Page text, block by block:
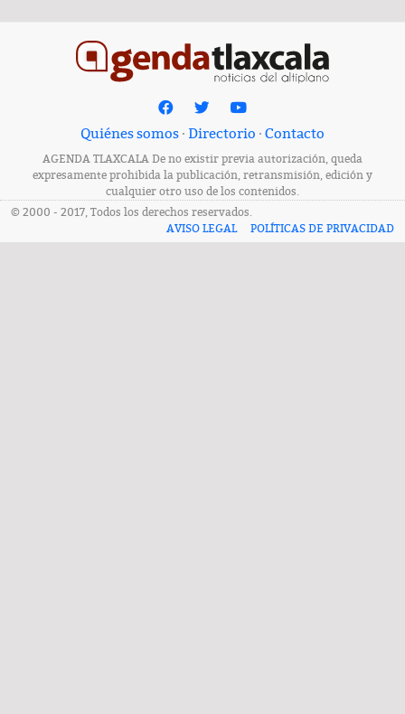
Quiénes somos · Directorio · Contacto
AGENDA TLAXCALA De no existir previa autorización, queda
expresamente prohibida la publicación, retransmisión, edición y
cualquier otro uso de los contenidos.
© 2000 - 2017, Todos los derechos reservados.
AVISO LEGAL
POLÍTICAS DE PRIVACIDAD